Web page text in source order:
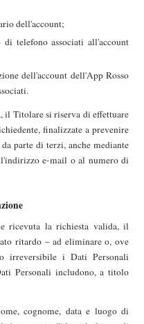
dell'account;
telefono associati all'account
dell'account dell'App Rosso
il Titolare si riserva di effettuare
finalizzate a prevenire
parte di terzi, anche mediante
e-mail o al numero di
ricevuta la richiesta valida, il
ritardo – ad eliminare o, ove
irreversibile i Dati Personali
Personali includono, a titolo
cognome, data e luogo di